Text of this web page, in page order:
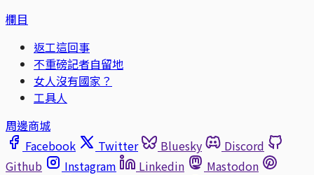
欄目
返工這回事
不重磅記者自留地
女人沒有國家？
工具人
周邊商城
Facebook
Twitter Bluesky
Discord
Github
Instagram Linkedin
Mastodon